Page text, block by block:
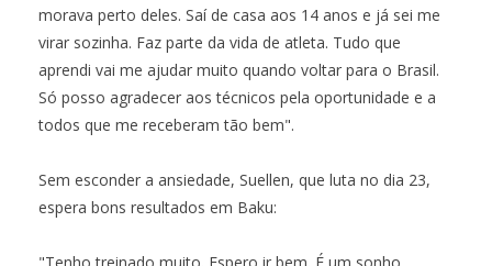
morava perto deles. Saí de casa aos 14 anos e já sei me
virar sozinha. Faz parte da vida de atleta. Tudo que
aprendi vai me ajudar muito quando voltar para o Brasil.
Só posso agradecer aos técnicos pela oportunidade e a
todos que me receberam tão bem".
Sem esconder a ansiedade, Suellen, que luta no dia 23,
espera bons resultados em Baku: